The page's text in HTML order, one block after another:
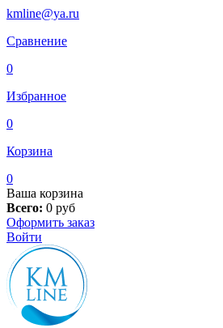
kmline@ya.ru
Сравнение
0
Избранное
0
Корзина
0
Ваша корзина
Всего: 0 руб
Оформить заказ
Войти